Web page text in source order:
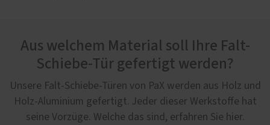
Aus welchem Material soll Ihre Falt-
Schiebe-Tür gefertigt werden?
Unsere Falt-Schiebe-Türen von PaX werden aus Holz und
Holz-Aluminium gefertigt. Jeder dieser Werkstoffe hat
seine Vorzüge. Welche das sind, erfahren Sie hier.